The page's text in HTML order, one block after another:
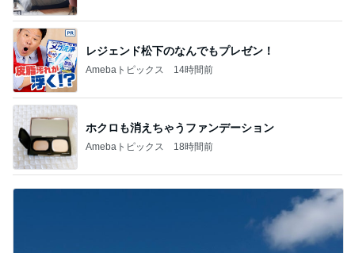
レジェンド松下のなんでもプレゼン！
Amebaトピックス 14時間前
ホクロも消えちゃうファンデーション
Amebaトピックス 18時間前